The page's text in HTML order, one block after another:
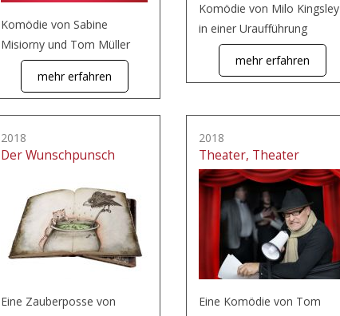
Komödie von Sabine
Misiorny und Tom Müller
mehr erfahren
Komödie von Milo Kingsley
in einer Uraufführung
mehr erfahren
2018
Der Wunschpunsch
Eine Zauberposse von
2018
Theater, Theater
Eine Komödie von Tom